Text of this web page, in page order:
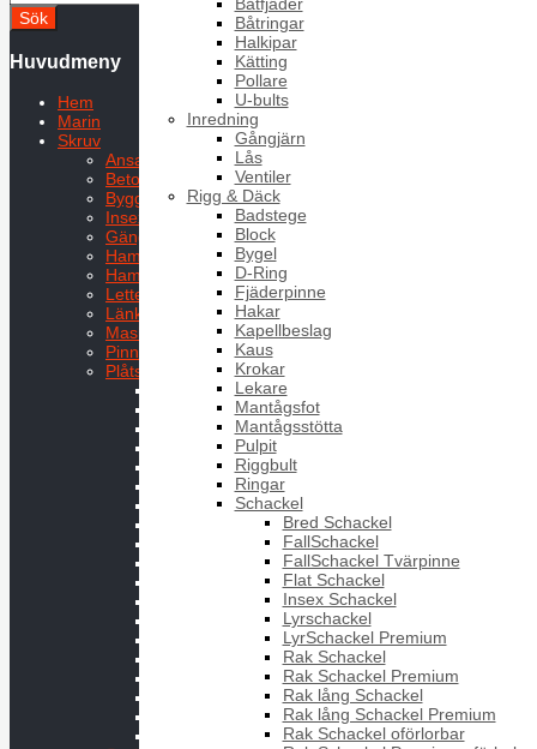
Båtringar
Halkipar
Kätting
Pollare
U-bults
Inredning
Gångjärn
Lås
Ventiler
Rigg & Däck
Badstege
Block
Bygel
D-Ring
Fjäderpinne
Hakar
Kapellbeslag
Kaus
Krokar
Lekare
Mantågsfot
Mantågsstötta
Pulpit
Riggbult
Ringar
Schackel
Bred Schackel
FallSchackel
FallSchackel Tvärpinne
Flat Schackel
Insex Schackel
Lyrschackel
LyrSchackel Premium
Rak Schackel
Rak Schackel Premium
Rak lång Schackel
Rak lång Schackel Premium
Rak Schackel oförlorbar
Huvudmeny
Hem
Marin
Skruv
Ansatsskruvar
Betongskruv
Byggplåtskruv
Insexskruv
Gängpressande skruv
Hammarskruv
Hammarskruv HS
Letterskruv
Länkskruv
Maskinskruv
Pinnskruv
Plåtskruv
RXS med Polybricka
Sexkantskalle m spår o bricka